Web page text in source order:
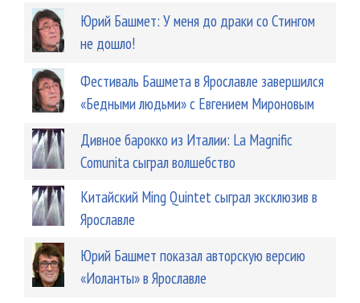
Юрий Башмет: У меня до драки со Стингом
не дошло!
Фестиваль Башмета в Ярославле завершился
«Бедными людьми» с Евгением Мироновым
Дивное барокко из Италии: La Magnific
Comunita сыграл волшебство
Китайский Ming Quintet сыграл эксклюзив в
Ярославле
Юрий Башмет показал авторскую версию
«Иоланты» в Ярославле